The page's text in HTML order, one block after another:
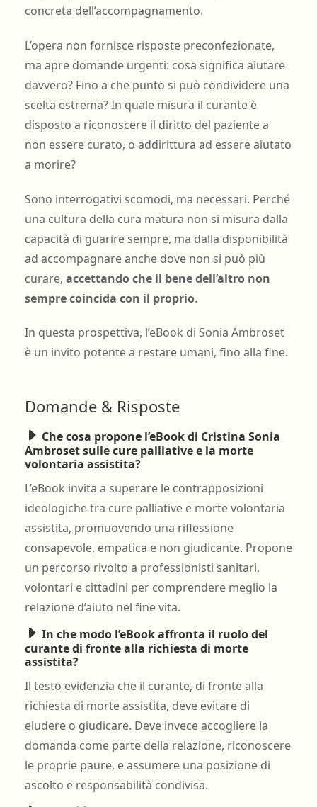
concreta dell’accompagnamento.
L’opera non fornisce risposte preconfezionate,
ma apre domande urgenti: cosa significa aiutare
davvero? Fino a che punto si può condividere una
scelta estrema? In quale misura il curante è
disposto a riconoscere il diritto del paziente a
non essere curato, o addirittura ad essere aiutato
a morire?
Sono interrogativi scomodi, ma necessari. Perché
una cultura della cura matura non si misura dalla
capacità di guarire sempre, ma dalla disponibilità
ad accompagnare anche dove non si può più
curare, accettando che il bene dell’altro non
sempre coincida con il proprio.
In questa prospettiva, l’eBook di Sonia Ambroset
è un invito potente a restare umani, fino alla fine.
Domande & Risposte
Che cosa propone l’eBook di Cristina Sonia
Ambroset sulle cure palliative e la morte
volontaria assistita?
L’eBook invita a superare le contrapposizioni
ideologiche tra cure palliative e morte volontaria
assistita, promuovendo una riflessione
consapevole, empatica e non giudicante. Propone
un percorso rivolto a professionisti sanitari,
volontari e cittadini per comprendere meglio la
relazione d’aiuto nel fine vita.
In che modo l’eBook affronta il ruolo del
curante di fronte alla richiesta di morte
assistita?
Il testo evidenzia che il curante, di fronte alla
richiesta di morte assistita, deve evitare di
eludere o giudicare. Deve invece accogliere la
domanda come parte della relazione, riconoscere
le proprie paure, e assumere una posizione di
ascolto e responsabilità condivisa.